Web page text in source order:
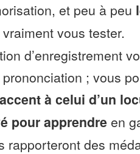
et peu à peu
vous tester.
d’enregistrement
prononciation ; vous
à celui d’un
pour apprendre en
rapporteront des